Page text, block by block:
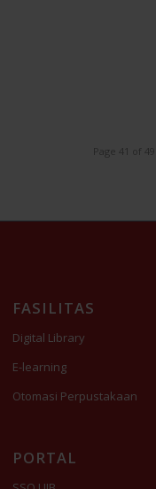
Page 41 of 49
FASILITAS
Digital Library
E-learning
Otomasi Perpustakaan
PORTAL